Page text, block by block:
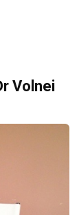
Volnei